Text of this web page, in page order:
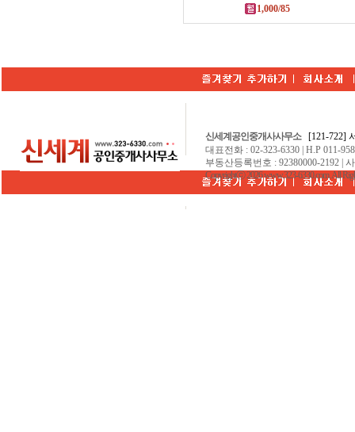
1,000/85
신세계공인중개사사무소[121-722]
대표전화 : 02-323-6330 | H.P 011-
부동산등록번호 : 92380000-2192 |
Copyrightⓒ 2026 www.323-6330.com. All